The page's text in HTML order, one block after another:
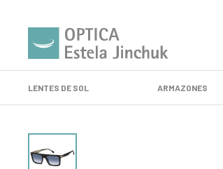
LENTES DE SOL ARMAZONES